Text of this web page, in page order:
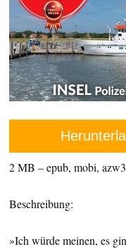
2 MB – epub, mobi, azw3
Beschreibung:
»Ich würde meinen, es